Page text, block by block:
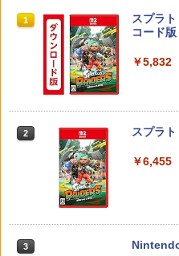
辺機器
ップ 取
2 【中古
￥4,961
3
【8/11ま
￥440
￥769
￥1,183
1
スプラ
コード版
￥5,832
2 スプラ
￥6,455
3